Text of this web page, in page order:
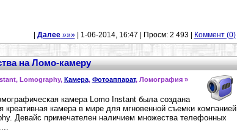
Далее»»»| 1-06-2014, 16:47 | Просм: 2 493 | Коммент (0)
на Ломо-камеру
Lomography, Камера, Фотоаппарат, Ломография »
камера Lomo Instant была создана
креативная камера в мире для мгновенной съемки компанией
Девайс примечателен наличием множества телефонных